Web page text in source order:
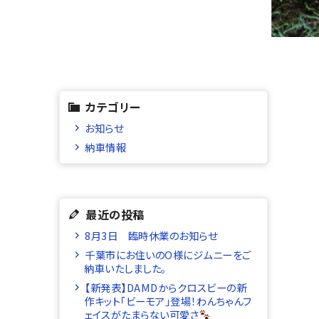
カテゴリー
お知らせ
納車情報
最近の投稿
8月3日 臨時休業のお知らせ
千葉市にお住いのO様にジムニーをご
納車いたしました。
【新発表】DAMDからクロスビーの新
作キット「ビーモア」登場！わんちゃんフ
ェイスがたまらない可愛さ